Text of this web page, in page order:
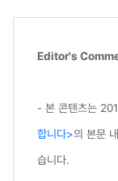
Editor's
- 본 콘텐츠는
합니다>의 본문
습니다.